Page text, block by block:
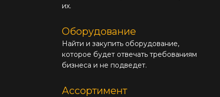
их.
Оборудование
Найти и закупить оборудование,
которое будет отвечать требованиям
бизнеса и не подведет.
Ассортимент